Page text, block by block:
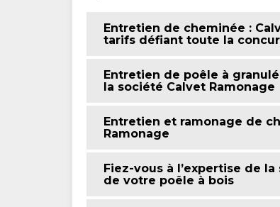
Entretien de cheminée :
tarifs défiant toute la
Entretien de poêle à
la société Calvet Ramonage
Entretien et ramonage de
Ramonage
Fiez-vous à l’expertise de
de votre poêle à bois